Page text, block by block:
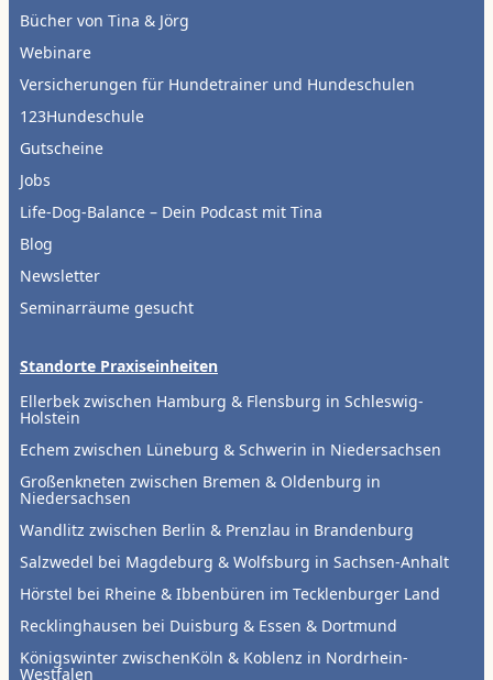
Bücher von Tina & Jörg
Webinare
Versicherungen für Hundetrainer und Hundeschulen
123Hundeschule
Gutscheine
Jobs
Life-Dog-Balance – Dein Podcast mit Tina
Blog
Newsletter
Seminarräume gesucht
Standorte Praxiseinheiten
Ellerbek zwischen Hamburg & Flensburg in Schleswig-
Holstein
Echem zwischen Lüneburg & Schwerin in Niedersachsen
Großenkneten zwischen Bremen & Oldenburg in
Niedersachsen
Wandlitz zwischen Berlin & Prenzlau in Brandenburg
Salzwedel bei Magdeburg & Wolfsburg in Sachsen-Anhalt
Hörstel bei Rheine & Ibbenbüren im Tecklenburger Land
Recklinghausen bei Duisburg & Essen & Dortmund
Königswinter zwischenKöln & Koblenz in Nordrhein-
Westfalen